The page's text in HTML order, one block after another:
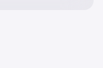
貸款的完整列表和
風險。